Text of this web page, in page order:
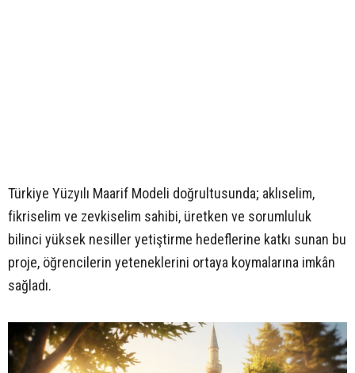
Türkiye Yüzyılı Maarif Modeli doğrultusunda; aklıselim,
fikriselim ve zevkiselim sahibi, üretken ve sorumluluk
bilinci yüksek nesiller yetiştirme hedeflerine katkı sunan bu
proje, öğrencilerin yeteneklerini ortaya koymalarına imkân
sağladı.